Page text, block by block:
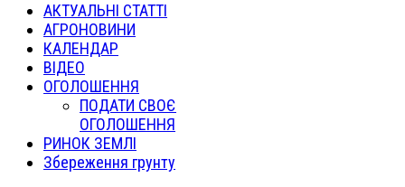
АКТУАЛЬНІ СТАТТІ
АГРОНОВИНИ
КАЛЕНДАР
ВІДЕО
ОГОЛОШЕННЯ
ПОДАТИ СВОЄ
ОГОЛОШЕННЯ
РИНОК ЗЕМЛІ
Збереження грунту